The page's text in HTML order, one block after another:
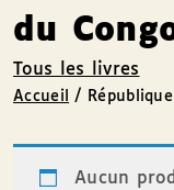
du
Tous les livres
Accueil /
Aucun